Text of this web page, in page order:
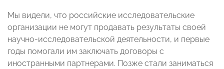
Мы видели, что российские исследовательские
организации не могут продавать результаты своей
научно-исследовательской деятельности, и первые
годы помогали им заключать договоры с
иностранными партнерами. Позже стали заниматься